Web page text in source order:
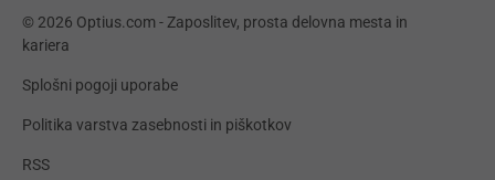
© 2026 Optius.com - Zaposlitev, prosta delovna mesta in
kariera
Splošni pogoji uporabe
Politika varstva zasebnosti in piškotkov
RSS